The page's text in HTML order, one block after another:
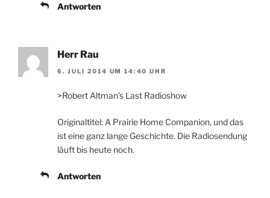
Antworten
Herr Rau
6. JULI 2014 UM 14:40 UHR
>Robert Altman’s Last Radioshow
Originaltitel: A Prairie Home Companion, und das
ist eine ganz lange Geschichte. Die Radiosendung
läuft bis heute noch.
Antworten